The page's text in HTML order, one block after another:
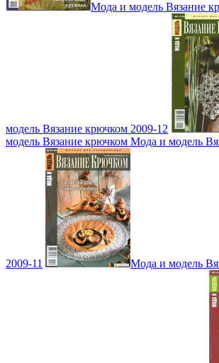
Мода и модель Вязание
модель Вязание крючком 2009-12
модель Вязание крючком Мода и модель
2009-11 Мода и модель